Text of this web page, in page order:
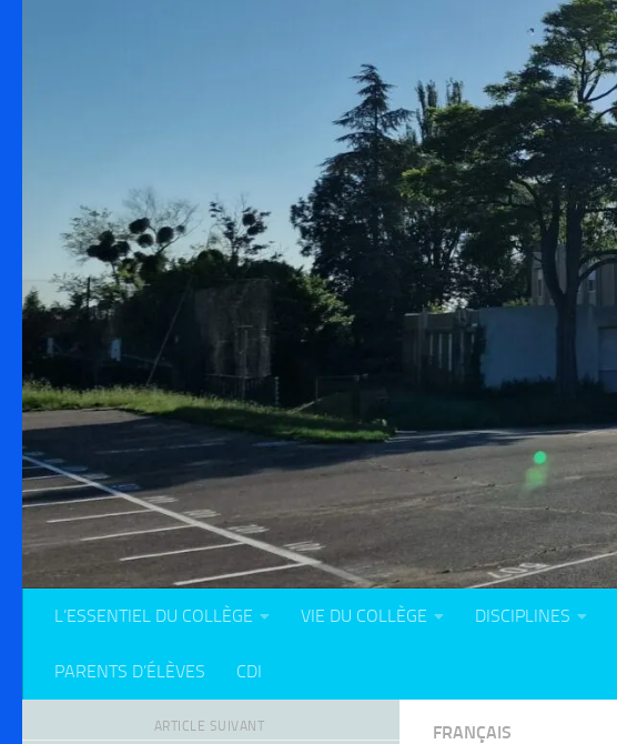
L’ESSENTIEL DU COLLÈGE VIE DU COLLÈGE DISCIPLINES
PARENTS D’ÉLÈVES CDI
FRANÇAIS
ARTICLE SUIVANT